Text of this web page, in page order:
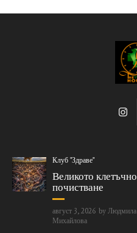
Клуб "Здраве"
Великото клетъчно
почистване
август 3, 2026 by Людмила
Михайлова